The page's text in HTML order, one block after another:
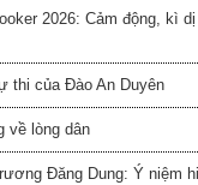
2026: Cảm động, kì
thi của Đào An Duyên
về lòng dân
Đăng Dung: Ý niệm